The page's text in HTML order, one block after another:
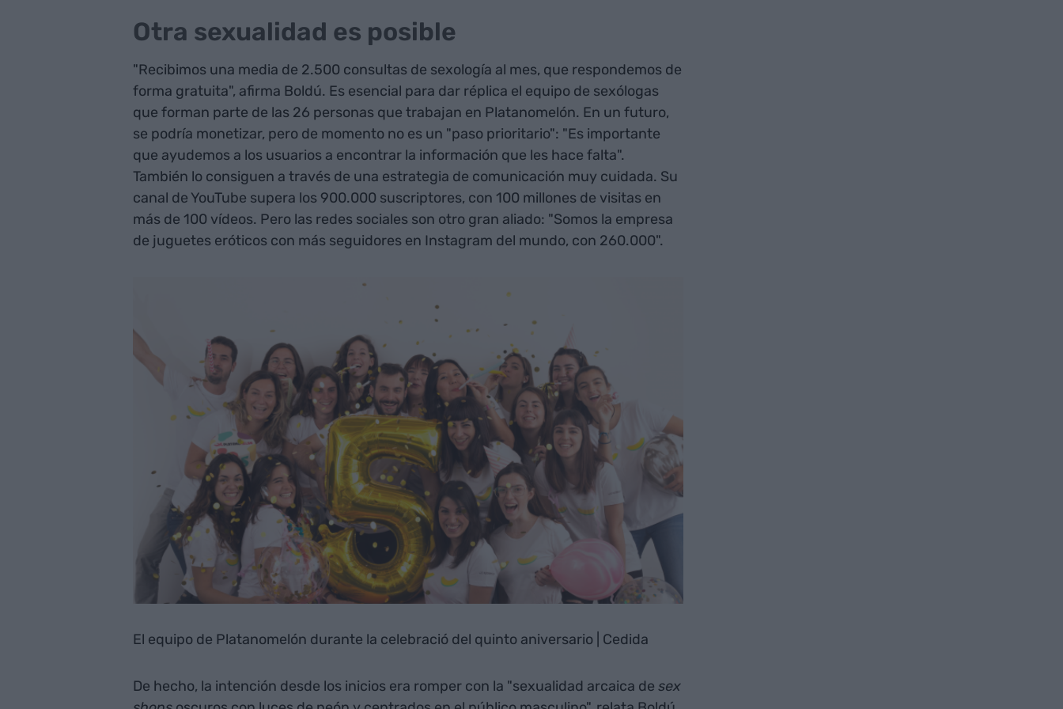
Otra sexualidad es posible
"Recibimos una media de 2.500 consultas de sexología al mes, que respondemos de
forma gratuita", afirma Boldú. Es esencial para dar réplica el equipo de sexólogas
que forman parte de las 26 personas que trabajan en Platanomelón. En un futuro,
se podría monetizar, pero de momento no es un "paso prioritario": "Es importante
que ayudemos a los usuarios a encontrar la información que les hace falta".
También lo consiguen a través de una estrategia de comunicación muy cuidada. Su
canal de YouTube supera los 900.000 suscriptores, con 100 millones de visitas en
más de 100 vídeos. Pero las redes sociales son otro gran aliado: "Somos la empresa
de juguetes eróticos con más seguidores en Instagram del mundo, con 260.000".
El equipo de Platanomelón durante la celebració del quinto aniversario | Cedida
De hecho, la intención desde los inicios era romper con la "sexualidad arcaica de sex